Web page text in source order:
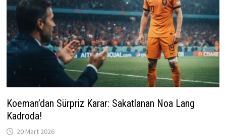
Koeman’dan Sürpriz Karar: Sakatlanan Noa Lang
Kadroda!
20 Mart 2026